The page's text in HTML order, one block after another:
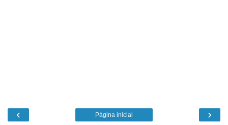
‹ ›
Página inicial